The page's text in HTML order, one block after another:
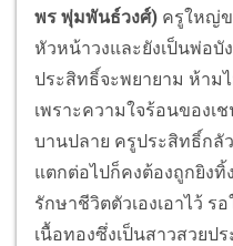
พร พุ่มพันธ์วงศ์) ครูใหญ่ข
หัวหน้าวงและยังเป็นพ่อบั
ประสิทธิ์จะพยายาม ห้าม
เพราะความใจร้อนของเ
บานปลาย ครูประสิทธิ์กลั
แตกต่อไปก็คงต้องถูกยิงทิ้
รักษาชีวิตตัวเองเอาไว้ ร
เนื้อทองซึ่งเป็นสาวสวยป